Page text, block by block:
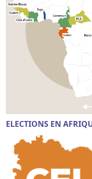
ELECTIONS EN